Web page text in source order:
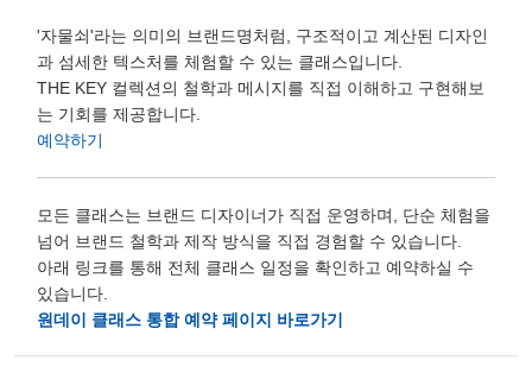
'자물쇠'라는 의미의 브랜드명처럼, 구조적이고 계산된 디자인
과 섬세한 텍스처를 체험할 수 있는 클래스입니다.
THE KEY 컬렉션의 철학과 메시지를 직접 이해하고 구현해보
는 기회를 제공합니다.
예약하기
모든 클래스는 브랜드 디자이너가 직접 운영하며, 단순 체험을
넘어 브랜드 철학과 제작 방식을 직접 경험할 수 있습니다.
아래 링크를 통해 전체 클래스 일정을 확인하고 예약하실 수
있습니다.
원데이 클래스 통합 예약 페이지 바로가기